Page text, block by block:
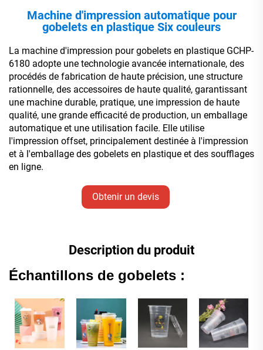
Machine d'impression automatique pour
gobelets en plastique Six couleurs
La machine d'impression pour gobelets en plastique GCHP-
6180 adopte une technologie avancée internationale, des
procédés de fabrication de haute précision, une structure
rationnelle, des accessoires de haute qualité, garantissant
une machine durable, pratique, une impression de haute
qualité, une grande efficacité de production, un emballage
automatique et une utilisation facile. Elle utilise
l'impression offset, principalement destinée à l'impression
et à l'emballage des gobelets en plastique et des soufflages
en ligne.
Obtenir un devis
Description du produit
Échantillons de gobelets :